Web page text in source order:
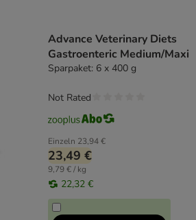
Advance Veterinary Diets
Gastroenteric Medium/Maxi
Sparpaket: 6 x 400 g
Einzeln 23,94 €
23,49 €
9,79 € / kg
22,32 €
Not Rated